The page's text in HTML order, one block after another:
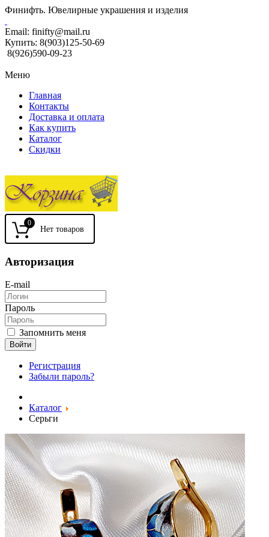
Финифть. Ювелирные украшения и изделия
Email: finifty@mail.ru
Купить: 8(903)125-50-69
8(926)590-09-23
Меню
Главная
Контакты
Доставка и оплата
Как купить
Каталог
Скидки
0
Авторизация
E-mail
Пароль
Запомнить меня
Войти
Регистрация
Забыли пароль?
Каталог
Серьги